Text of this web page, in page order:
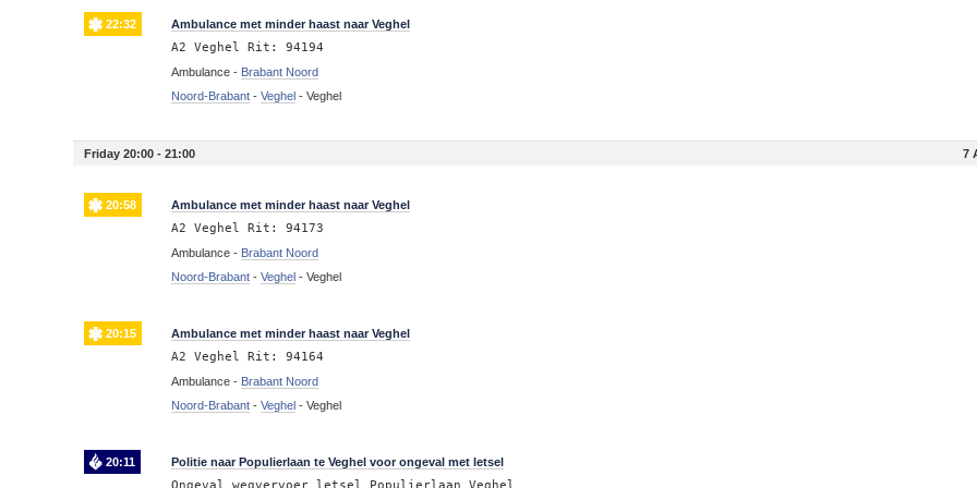
22:32 Ambulance met minder haast naar Veghel
A2 Veghel Rit: 94194
Ambulance - Brabant Noord
Noord-Brabant -Veghel -Veghel
Friday 20:00 - 21:00 7
20:58 Ambulance met minder haast naar Veghel
A2 Veghel Rit: 94173
Ambulance - Brabant Noord
Noord-Brabant -Veghel -Veghel
20:15 Ambulance met minder haast naar Veghel
A2 Veghel Rit: 94164
Ambulance - Brabant Noord
Noord-Brabant -Veghel -Veghel
20:11 Politie naar Populierlaan te Veghel voor ongeval met letsel
Ongeval wegvervoer letsel Populierlaan Veghel